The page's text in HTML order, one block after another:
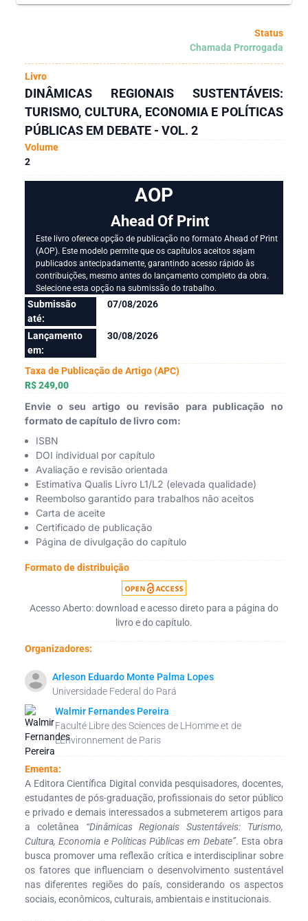
Status
Chamada Prorrogada
Livro
DINÂMICAS REGIONAIS SUSTENTÁVEIS:
TURISMO, CULTURA, ECONOMIA E POLÍTICAS
PÚBLICAS EM DEBATE - VOL. 2
Volume
2
AOP
Ahead Of Print
Este livro oferece opção de publicação no formato Ahead of Print
(AOP). Este modelo permite que os capítulos aceitos sejam
publicados antecipadamente, garantindo acesso rápido às
contribuições, mesmo antes do lançamento completo da obra.
Selecione esta opção na submissão do trabalho.
Submissão
até:
07/08/2026
Lançamento
em:
30/08/2026
Taxa de Publicação de Artigo (APC)
R$ 249,00
Envie o seu artigo ou revisão para publicação no
formato de capítulo de livro com:
ISBN
DOI individual por capítulo
Avaliação e revisão orientada
Estimativa Qualis Livro L1/L2 (elevada qualidade)
Reembolso garantido para trabalhos não aceitos
Carta de aceite
Certificado de publicação
Página de divulgação do capítulo
Formato de distribuição
Acesso Aberto: download e acesso direto para a página do
livro e do capítulo.
Organizadores:
Arleson Eduardo Monte Palma Lopes
Universidade Federal do Pará
Walmir Fernandes Pereira
Faculté Libre des Sciences de LHomme et de
LEnvironnement de Paris
Ementa:
A Editora Científica Digital convida pesquisadores, docentes,
estudantes de pós-graduação, profissionais do setor público
e privado e demais interessados a submeterem artigos para
a coletânea “Dinâmicas Regionais Sustentáveis: Turismo,
Cultura, Economia e Políticas Públicas em Debate”. Esta obra
busca promover uma reflexão crítica e interdisciplinar sobre
os fatores que influenciam o desenvolvimento sustentável
nas diferentes regiões do país, considerando os aspectos
sociais, econômicos, culturais, ambientais e institucionais.